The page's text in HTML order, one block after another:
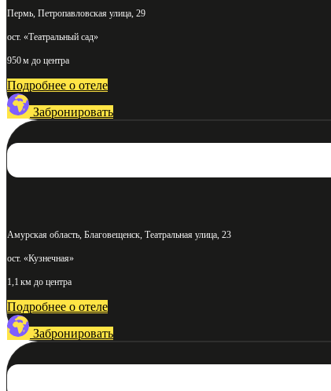
Пермь, Петропавловская улица, 29
ост. «Театральный сад»
950 м до центра
Подробнее о отеле
Забронировать
Амурская область, Благовещенск, Театральная улица, 23
ост. «Кузнечная»
1,1 км до центра
Подробнее о отеле
Забронировать